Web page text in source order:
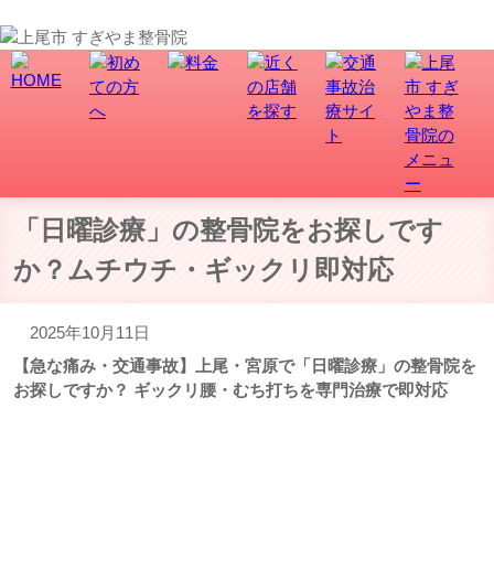
「日曜診療」の整骨院をお探しです
か？ムチウチ・ギックリ即対応
2025年10月11日
【急な痛み・交通事故】上尾・宮原で「日曜診療」の整骨院を
お探しですか？ ギックリ腰・むち打ちを専門治療で即対応